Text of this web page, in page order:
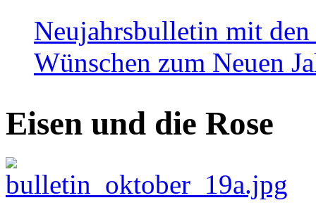
Neujahrsbulletin mit den
Wünschen zum Neuen
Eisen und die Rose